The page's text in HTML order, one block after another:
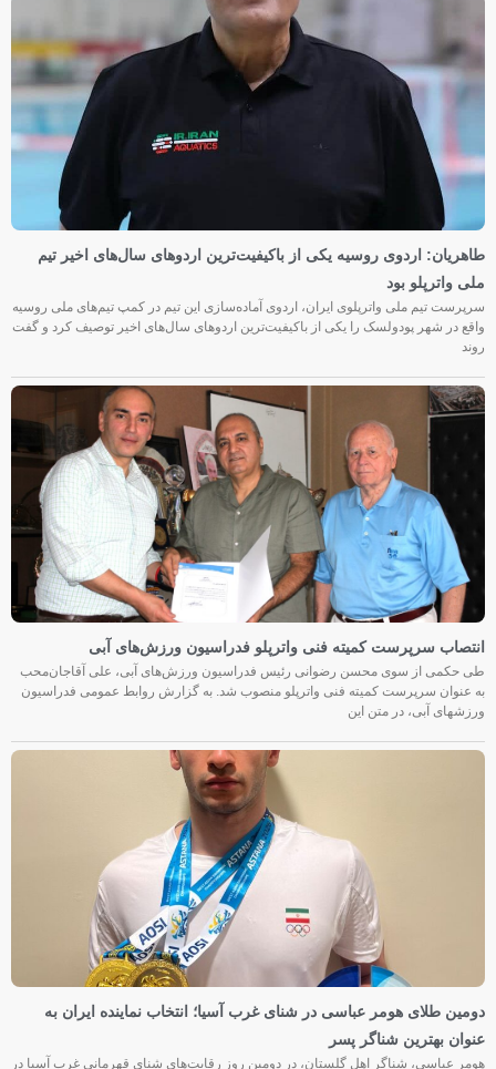
طاهریان: اردوی روسیه یکی از باکیفیت‌ترین اردوهای سال‌های اخیر تیم
ملی واترپلو بود
سرپرست تیم ملی واترپلوی ایران، اردوی آماده‌سازی این تیم در کمپ تیم‌های ملی روسیه
واقع در شهر پودولسک را یکی از باکیفیت‌ترین اردوهای سال‌های اخیر توصیف کرد و گفت
روند
انتصاب سرپرست کمیته فنی واترپلو فدراسیون ورزش‌های آبی
طی حکمی از سوی محسن رضوانی رئیس فدراسیون ورزش‌های آبی، علی آقاجان‌محب
به عنوان سرپرست کمیته فنی واترپلو منصوب شد. به گزارش روابط عمومی فدراسیون
ورزشهای آبی، در متن این
دومین طلای هومر عباسی در شنای غرب آسیا؛ انتخاب نماینده ایران به
عنوان بهترین شناگر پسر
هومر عباسی، شناگر اهل گلستان، در دومین روز رقابت‌های شنای قهرمانی غرب آسیا در